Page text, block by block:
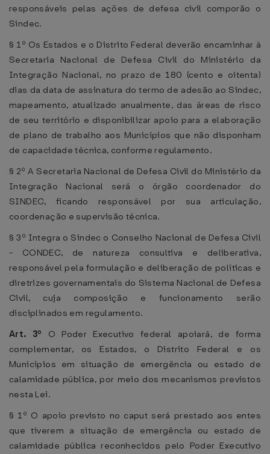
responsáveis pelas ações de defesa civil comporão o
Sindec.
§ 1º Os Estados e o Distrito Federal deverão encaminhar à
Secretaria Nacional de Defesa Civil do Ministério da
Integração Nacional, no prazo de 180 (cento e oitenta)
dias da data de assinatura do termo de adesão ao Sindec,
mapeamento, atualizado anualmente, das áreas de risco
de seu território e disponibilizar apoio para a elaboração
de plano de trabalho aos Municípios que não disponham
de capacidade técnica, conforme regulamento.
§ 2º A Secretaria Nacional de Defesa Civil do Ministério da
Integração Nacional será o órgão coordenador do
SINDEC, ficando responsável por sua articulação,
coordenação e supervisão técnica.
§ 3º Integra o Sindec o Conselho Nacional de Defesa Civil
- CONDEC, de natureza consultiva e deliberativa,
responsável pela formulação e deliberação de políticas e
diretrizes governamentais do Sistema Nacional de Defesa
Civil, cuja composição e funcionamento serão
disciplinados em regulamento.
Art. 3º O Poder Executivo federal apoiará, de forma
complementar, os Estados, o Distrito Federal e os
Municípios em situação de emergência ou estado de
calamidade pública, por meio dos mecanismos previstos
nesta Lei.
§ 1º O apoio previsto no caput será prestado aos entes
que tiverem a situação de emergência ou estado de
calamidade pública reconhecidos pelo Poder Executivo